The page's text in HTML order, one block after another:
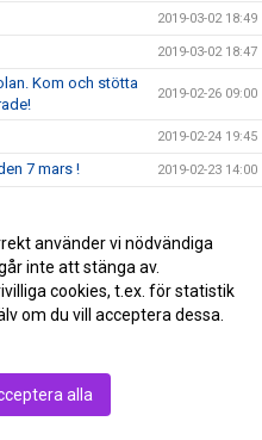
2019-03-02 18:49
2019-03-02 18:47
Kom och stötta
2019-02-26 09:00
2019-02-24 19:45
7 mars ! 2019-02-23 14:00
2019-02-20 18:35
2019-02-17 20:10
!
!
använder vi nödvändiga
inte att stänga av.
cookies, t.ex. för statistik
om du vill acceptera dessa.
alla